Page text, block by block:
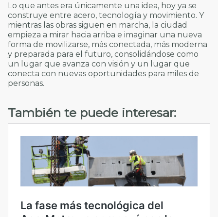
Lo que antes era únicamente una idea, hoy ya se
construye entre acero, tecnología y movimiento. Y
mientras las obras siguen en marcha, la ciudad
empieza a mirar hacia arriba e imaginar una nueva
forma de movilizarse, más conectada, más moderna
y preparada para el futuro, consolidándose como
un lugar que avanza con visión y un lugar que
conecta con nuevas oportunidades para miles de
personas.
También te puede interesar: